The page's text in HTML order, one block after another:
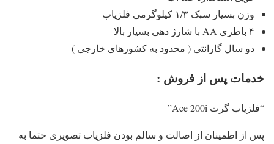
وزن بسیار سبک ۱/۳ کیلوگرمی فلزیاب
۴ باطری AA با شارژ دهی بسیار بالا
دو سال گارانتی ( محدود به کشورهای خارجی )
خدمات پس از فروش :
“فلزیاب گرت Ace 200i”
پس از اطمینان از اصالت و سالم بودن فلزیاب تصویری حتما به